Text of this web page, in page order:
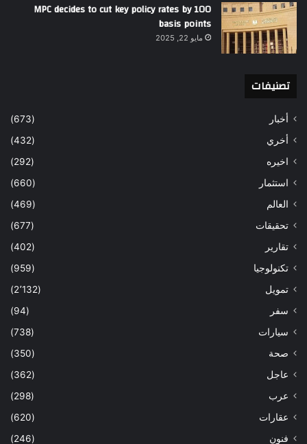
MPC decides to cut key policy rates by 100
basis points
مايو 22, 2025
تصنيفات
أخبار
(673)
أخري
(432)
اخيره
(292)
استثمار
(660)
العالم
(469)
تحقيقات
(677)
تقارير
(402)
تكنولوجيا
(959)
تمويل
(2٬132)
سفر
(94)
سيارات
(738)
صحة
(350)
عاجل
(362)
عرب
(298)
عقارات
(620)
فنون
(246)